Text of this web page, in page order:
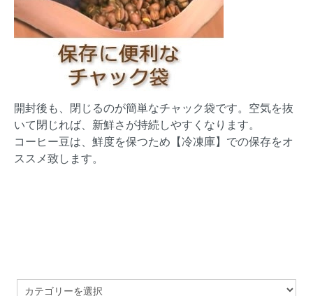
開封後も、閉じるのが簡単なチャック袋です。空気を抜
いて閉じれば、新鮮さが持続しやすくなります。
コーヒー豆は、鮮度を保つため【冷凍庫】での保存をオ
ススメ致します。